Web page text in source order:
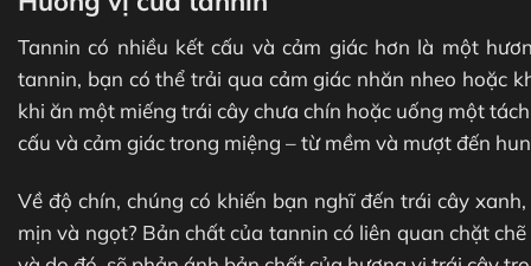
Tannin có nhiều kết cấu và cảm giác hơn là một
tannin, bạn có thể trải qua cảm giác nhăn nheo hoặc
khi ăn một miếng trái cây chưa chín hoặc uống một
cấu và cảm giác trong miệng – từ mềm và mượt đến
Về độ chín, chúng có khiến bạn nghĩ đến trái cây
mịn và ngọt? Bản chất của tannin có liên quan chặt